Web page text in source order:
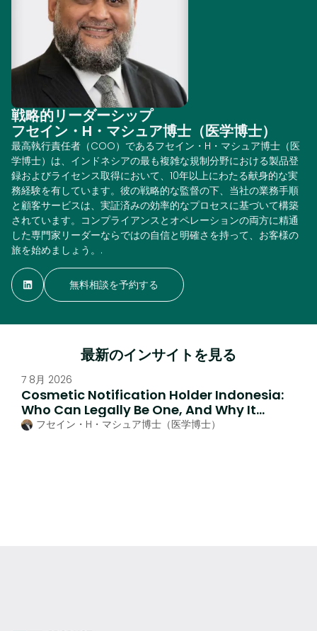
戦略的リーダーシップ
フセイン・H・マシュア博士（医学博士）
最高執行責任者（COO）であるフセイン・H・マシュア博士（医
学博士）は、インドネシアの最も複雑な規制分野における製品登
録およびライセンス取得において、10年以上にわたる献身的な実
務経験を有しています。彼の戦略的な監督の下、当社の業務手順
と顧客サービスは、実証済みの効率的なプロセスに基づいて構築
されています。コンプライアンスとオペレーションの両方に精通
した専門家リーダーならではの自信と明確さを持って、お客様の
旅を始めましょう。.
無料相談を予約する
最新のインサイトを見る
7 8月 2026
Cosmetic Notification Holder Indonesia:
Who Can Legally Be One, And Why It
Matters
フセイン・H・マシュア博士（医学博士）